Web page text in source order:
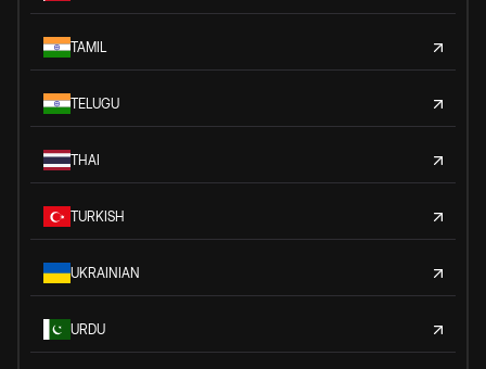
TAMIL
TELUGU
THAI
TURKISH
UKRAINIAN
URDU